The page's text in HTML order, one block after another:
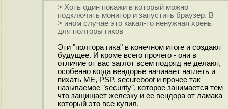
> Хоть один покажи в который можно
подключить монитор и запустить браузер. В
> ином случае это какая-то ненужная хрень
для полторы гиков
Эти "полтора гика" в конечном итоге и создают
будущее. И кроме всего прочего - они в
отличие от вас заглот всем подряд не делают,
особенно когда вендорье начинает наглеть и
пихать ME, PSP, secureboot и прочее так
называемое "security", которое занимается тем
что защищает железку и ее вендора от ламака
который это все купил.